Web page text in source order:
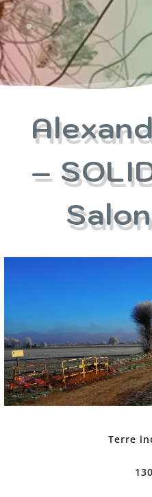
–
Terre